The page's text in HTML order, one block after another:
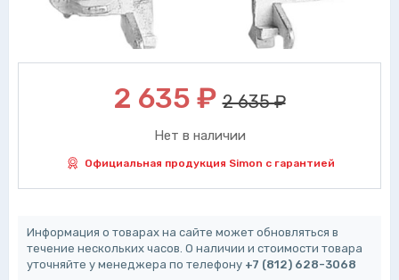
2 635 ₽ 2 635 ₽
Нет в наличии
Официальная продукция Simon с гарантией
Информация о товарах на сайте может обновляться в
течение нескольких часов. О наличии и стоимости товара
уточняйте у менеджера по телефону +7 (812) 628-3068